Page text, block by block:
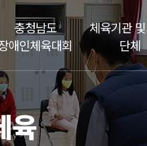
충청남도
애인체육대회
체육기관
단체
육